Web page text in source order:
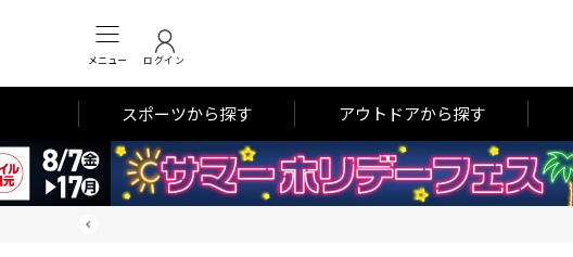
メニュー ログイン
スポーツから探す アウトドアから探す